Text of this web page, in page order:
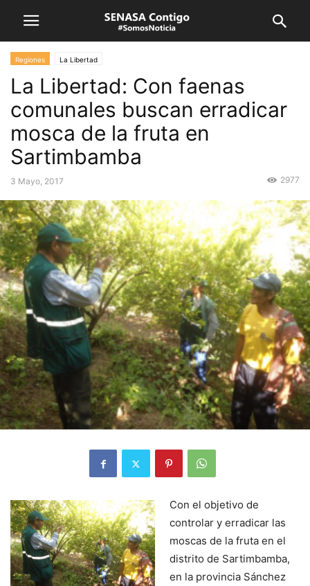
Regiones La Libertad
La Libertad: Con faenas
comunales buscan erradicar
mosca de la fruta en
Sartimbamba
3 Mayo, 2017 2977
Con el objetivo de
controlar y erradicar las
moscas de la fruta en el
distrito de Sartimbamba,
en la provincia Sánchez